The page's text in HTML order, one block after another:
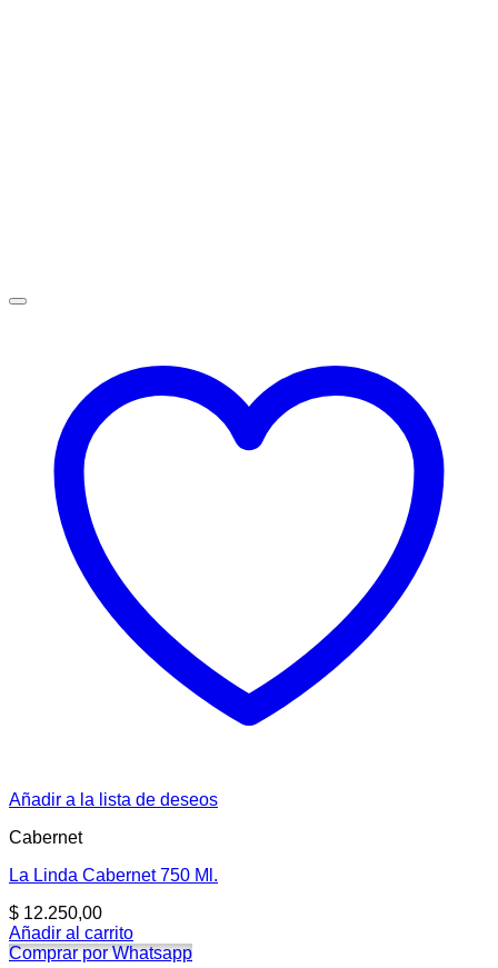
Añadir a la lista de deseos
Cabernet
La Linda Cabernet 750 Ml.
$ 12.250,00
Añadir al carrito
Comprar por Whatsapp